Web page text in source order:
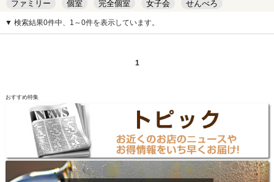
ファミリー
個室 完全個室 女子会
せんべろ
キッズルーム
安い デート
▼ 検索結果0件中、1～0件を表示しています。
1
おすすめ特集